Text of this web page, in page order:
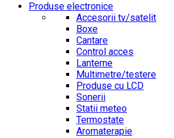
Produse electronice
Accesorii tv/satelit
Boxe
Cantare
Control acces
Lanterne
Multimetre/testere
Produse cu LCD
Sonerii
Statii meteo
Termostate
Aromaterapie